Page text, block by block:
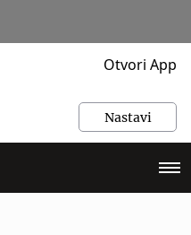
Otvori App
Nastavi